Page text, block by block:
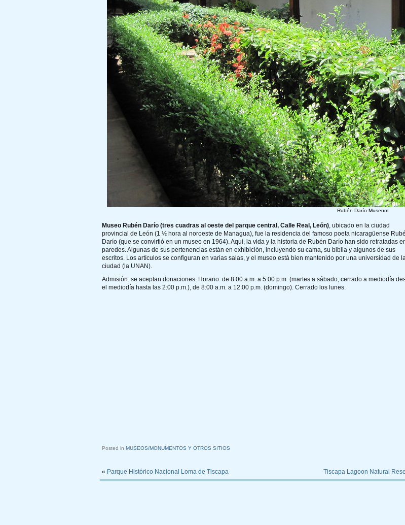
Rubén Darío Museum
Museo Rubén Darío (tres cuadras al oeste del parque central, Calle Real, León), ubicado en la ciudad
provincial de León (1 ½ hora al noroeste de Managua), fue la residencia del famoso poeta nicaragüense
Darío (que se convirtió en un museo en 1964). Aquí, la vida y la historia de Rubén Darío han sido retratadas
paredes. Algunas de sus pertenencias están en exhibición, incluyendo su cama, su biblia y algunos de sus
escritos. Los artículos se configuran en varias salas, y el museo está bien mantenido por una universidad de
ciudad (la UNAN).
Admisión: se aceptan donaciones. Horario: de 8:00 a.m. a 5:00 p.m. (martes a sábado; cerrado a mediodía
el mediodía hasta las 2:00 p.m.), de 8:00 a.m. a 12:00 p.m. (domingo). Cerrado los lunes.
Posted in MUSEOS/MONUMENTOS Y OTROS SITIOS
Tiscapa Lagoon Natural
« Parque Histórico Nacional Loma de Tiscapa